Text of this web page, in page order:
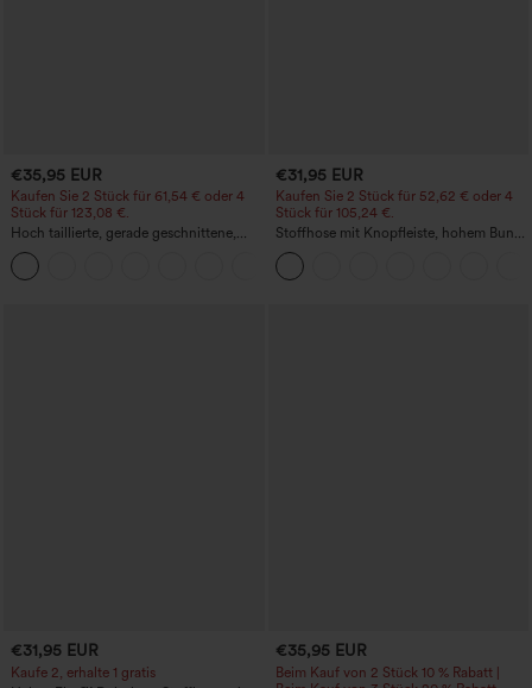
€35,95 EUR
Kaufen Sie 2 Stück für 61,54 € oder 4
Stück für 123,08 €.
Hoch taillierte, gerade geschnittene,
legere Leinen-Optik-Hose mit Taschen
€31,95 EUR
Kaufen Sie 2 Stück für 52,62 € oder 4
Stück für 105,24 €.
Stoffhose mit Knopfleiste, hohem Bund,
mehreren Taschen und geradem Bein
€31,95 EUR
Kaufe 2, erhalte 1 gratis
€35,95 EUR
Beim Kauf von 2 Stück 10 % Rabatt |